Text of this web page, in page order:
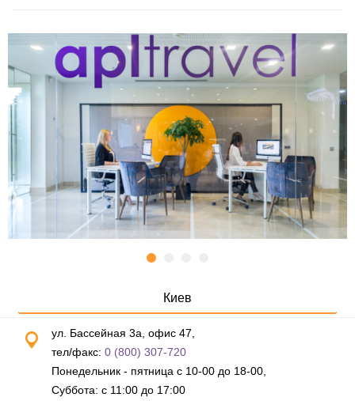
Киев
ул. Бассейная 3а, офис 47,
тел/факс: 0 (800) 307-720
Понедельник - пятница с 10-00 до 18-00,
Суббота: с 11:00 до 17:00